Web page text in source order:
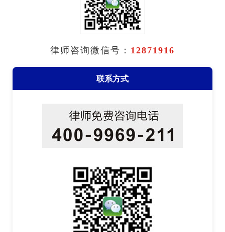
律师咨询微信号： 12871916
联系方式